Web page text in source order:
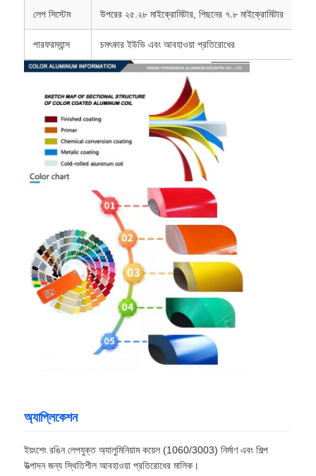
রঙ লেপযুক্ত অ্যালুমিনিয়াম কয়েল
অ্যালুমিনিয়াম কয়েল
অ্যালুমিনিয়াম স্ট্রিপ কয়েল
অ্যালুমিনিয়াম চেকার্ড প্লেট
এমবসড অ্যালুমিনিয়াম
লেমিনেটেড অ্যালুমিনিয়াম ফয়েল
লেপ সিস্টেম উপরের ২৫.২৮ মাইক্রোমিটার, পিছনের ৭.৮ মাইক্রোমিটার
পারফরম্যান্স চমৎকার ইউভি এবং আবহাওয়া প্রতিরোধের
অ্যাপ্লিকেশন
ইয়ংশেং রঙিন লেপযুক্ত অ্যালুমিনিয়াম কয়েল (1060/3003) নির্মাণ এবং শিল্প
উত্পাদন জন্য স্থিতিশীল আবহাওয়া প্রতিরোধের মালিক।